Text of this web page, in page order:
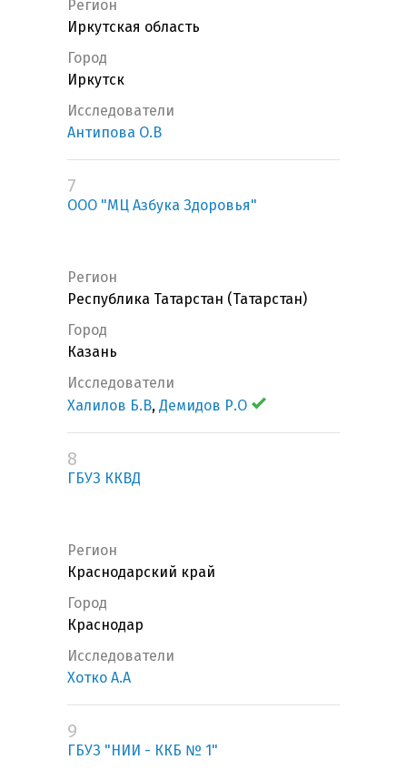
Регион
Иркутская область
Город
Иркутск
Исследователи
Антипова О.В
7
ООО "МЦ Азбука Здоровья"
Регион
Республика Татарстан (Татарстан)
Город
Казань
Исследователи
Халилов Б.В, Демидов Р.О
8
ГБУЗ ККВД
Регион
Краснодарский край
Город
Краснодар
Исследователи
Хотко А.А
9
ГБУЗ "НИИ - ККБ № 1"